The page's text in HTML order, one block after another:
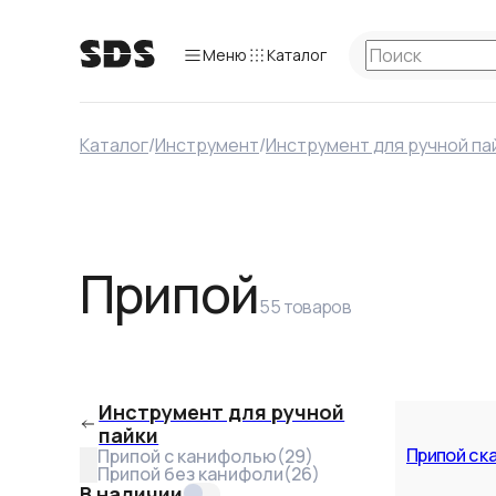
Меню Каталог
Каталог/Инструмент/Инструмент для ручной
Припой55товаров
Инструмент для ручной
пайки
Припой с канифолью(29)
Припой без канифоли(26)
Припой с
Припой без канифоли
В наличии
REXANT(54)
Noname(1)